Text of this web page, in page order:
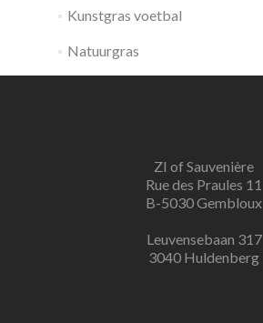
Kunstgras voetbal
Natuurgras
ZI of Sauvenière
Rue des Praules 11
B-5030 Gembloux
Leuvensebaan 317
3040 Huldenberg